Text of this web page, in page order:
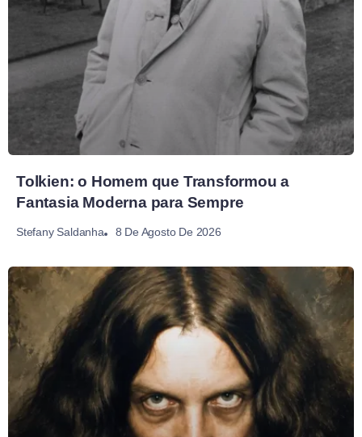
Tolkien: o Homem que Transformou a
Fantasia Moderna para Sempre
Stefany Saldanha 8 De Agosto De 2026